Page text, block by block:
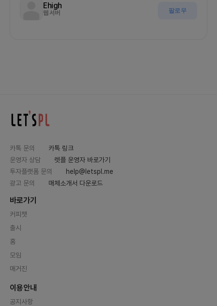
Ehigh
웹 서버 팔로우
카톡 문의
카톡 링크
운영자 상담
렛플 운영자 바로가기
투자플랫폼 문의
help@letspl.me
광고 문의
매체소개서 다운로드
바로가기
커피챗
출시
홈
모임
매거진
이용안내
공지사항